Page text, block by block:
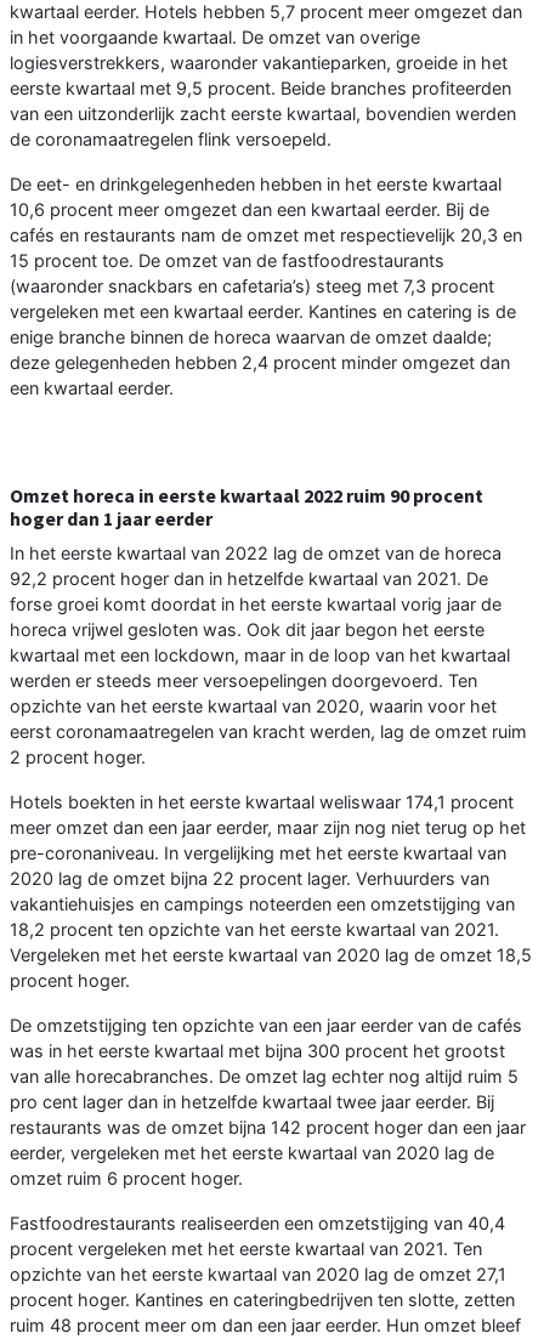
kwartaal eerder. Hotels hebben 5,7 procent meer omgezet dan
in het voorgaande kwartaal. De omzet van overige
logiesverstrekkers, waaronder vakantieparken, groeide in het
eerste kwartaal met 9,5 procent. Beide branches profiteerden
van een uitzonderlijk zacht eerste kwartaal, bovendien werden
de coronamaatregelen flink versoepeld.
De eet- en drinkgelegenheden hebben in het eerste kwartaal
10,6 procent meer omgezet dan een kwartaal eerder. Bij de
cafés en restaurants nam de omzet met respectievelijk 20,3 en
15 procent toe. De omzet van de fastfoodrestaurants
(waaronder snackbars en cafetaria’s) steeg met 7,3 procent
vergeleken met een kwartaal eerder. Kantines en catering is de
enige branche binnen de horeca waarvan de omzet daalde;
deze gelegenheden hebben 2,4 procent minder omgezet dan
een kwartaal eerder.
Omzet horeca in eerste kwartaal 2022 ruim 90 procent
hoger dan 1 jaar eerder
In het eerste kwartaal van 2022 lag de omzet van de horeca
92,2 procent hoger dan in hetzelfde kwartaal van 2021. De
forse groei komt doordat in het eerste kwartaal vorig jaar de
horeca vrijwel gesloten was. Ook dit jaar begon het eerste
kwartaal met een lockdown, maar in de loop van het kwartaal
werden er steeds meer versoepelingen doorgevoerd. Ten
opzichte van het eerste kwartaal van 2020, waarin voor het
eerst coronamaatregelen van kracht werden, lag de omzet ruim
2 procent hoger.
Hotels boekten in het eerste kwartaal weliswaar 174,1 procent
meer omzet dan een jaar eerder, maar zijn nog niet terug op het
pre-coronaniveau. In vergelijking met het eerste kwartaal van
2020 lag de omzet bijna 22 procent lager. Verhuurders van
vakantiehuisjes en campings noteerden een omzetstijging van
18,2 procent ten opzichte van het eerste kwartaal van 2021.
Vergeleken met het eerste kwartaal van 2020 lag de omzet 18,5
procent hoger.
De omzetstijging ten opzichte van een jaar eerder van de cafés
was in het eerste kwartaal met bijna 300 procent het grootst
van alle horecabranches. De omzet lag echter nog altijd ruim 5
pro cent lager dan in hetzelfde kwartaal twee jaar eerder. Bij
restaurants was de omzet bijna 142 procent hoger dan een jaar
eerder, vergeleken met het eerste kwartaal van 2020 lag de
omzet ruim 6 procent hoger.
Fastfoodrestaurants realiseerden een omzetstijging van 40,4
procent vergeleken met het eerste kwartaal van 2021. Ten
opzichte van het eerste kwartaal van 2020 lag de omzet 27,1
procent hoger. Kantines en cateringbedrijven ten slotte, zetten
ruim 48 procent meer om dan een jaar eerder. Hun omzet bleef